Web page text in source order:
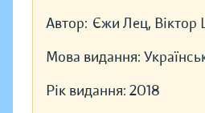
Автор: Єжи Лец, Віктор
Мова видання:
Рік видання: 2018